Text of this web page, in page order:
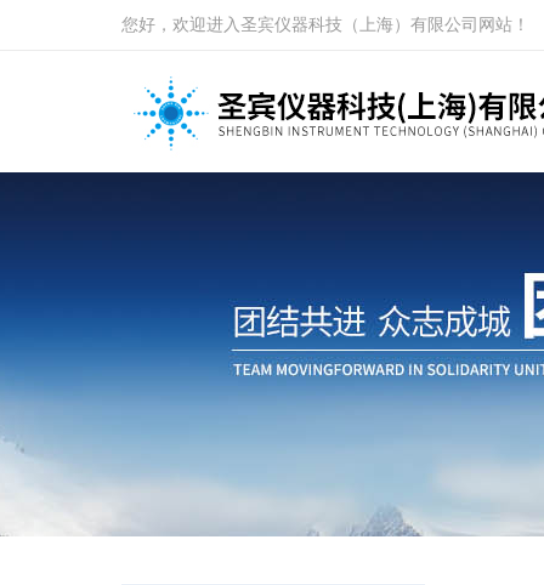
您好，欢迎进入圣宾仪器科技（上海）有限公司网站！